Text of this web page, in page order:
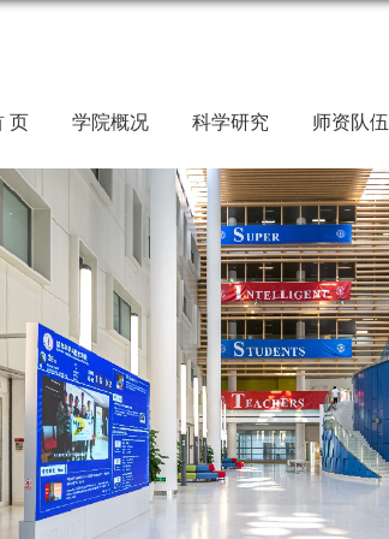
页 学院概况 科学研究 师资队伍